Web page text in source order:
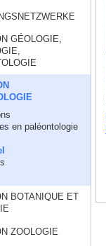
GÉOLOGIE,
en paléontologie
BOTANIQUE ET
ZOOLOGIE